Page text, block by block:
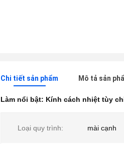
Chi tiết sản phẩm Mô tả sản
Làm nổi bật: Kính cách nhiệt tùy
Loại quy trình: mài cạnh